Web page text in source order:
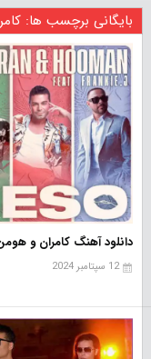
بایگانی برچسب ها:
دانلود آهنگ کامران و
12 سپتامبر 2024